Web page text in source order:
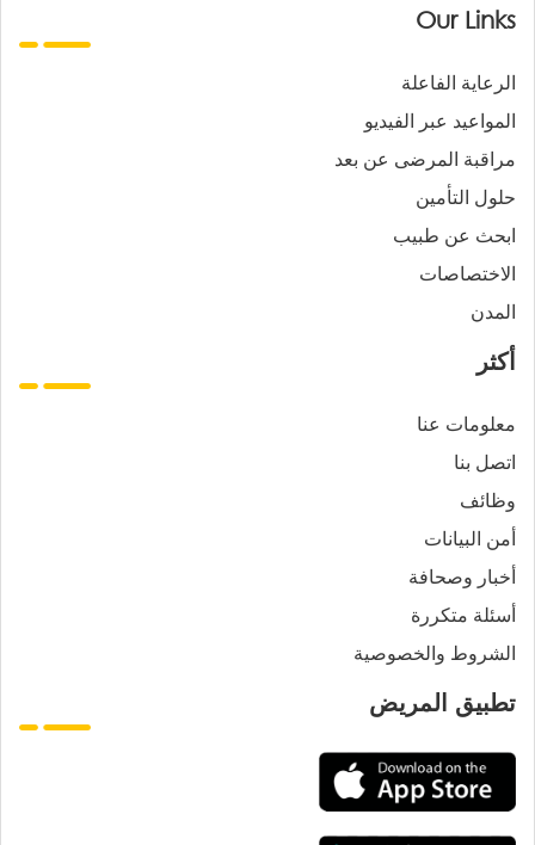
Our Links
الرعاية الفاعلة
المواعيد عبر الفيديو
مراقبة المرضى عن بعد
حلول التأمين
ابحث عن طبيب
الاختصاصات
المدن
أكثر
معلومات عنا
اتصل بنا
وظائف
أمن البيانات
أخبار وصحافة
أسئلة متكررة
الشروط والخصوصية
تطبيق المريض